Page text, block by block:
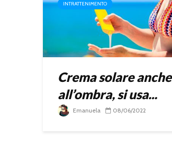
INTRATTENIMENTO
Crema solare anche
all’ombra, si usa...
Emanuela 08/06/2022